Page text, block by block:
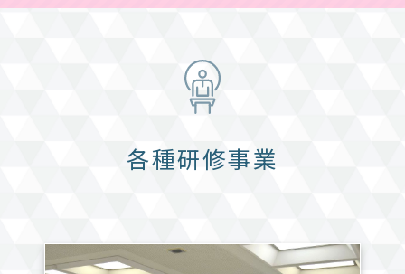
各種研修事業